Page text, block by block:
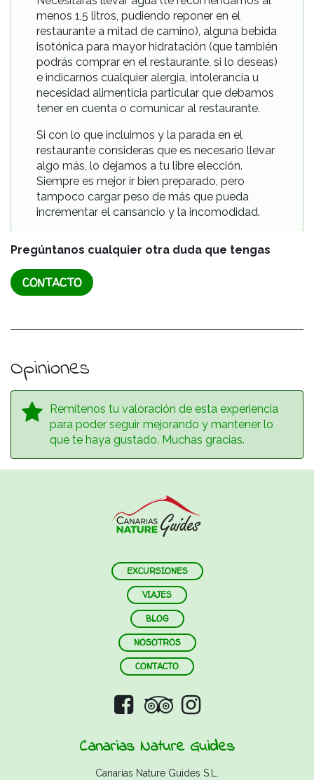
menos 1,5 litros, pudiendo reponer en el
restaurante a mitad de camino), alguna bebida
isotónica para mayor hidratación (que también
podrás comprar en el restaurante, si lo deseas)
e indicarnos cualquier alergia, intolerancia u
necesidad alimenticia particular que debamos
tener en cuenta o comunicar al restaurante.
Si con lo que incluimos y la parada en el
restaurante consideras que es necesario llevar
algo más, lo dejamos a tu libre elección.
Siempre es mejor ir bien preparado, pero
tampoco cargar peso de más que pueda
incrementar el cansancio y la incomodidad.
Pregúntanos cualquier otra duda que tengas
CONTACTO
Opiniones
Remítenos tu valoración de esta experiencia
para poder seguir mejorando y mantener lo
que te haya gustado. Muchas gracias.
EXCURSIONES
VIAJES
BLOG
NOSOTROS
CONTACTO
Canarias Nature Guides
Canarias Nature Guides S.L.